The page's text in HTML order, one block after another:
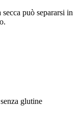
può separarsi in
glutine